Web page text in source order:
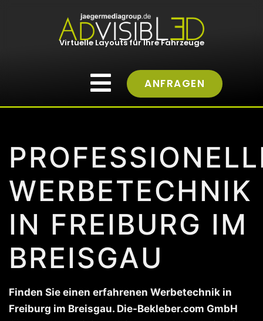
Virtuelle Layouts für Ihre Fahrzeuge
ANFRAGEN
WERBETECHNIK
IN FREIBURG IM
BREISGAU
Finden Sie einen erfahrenen Werbetechnik in
Freiburg im Breisgau. Die-Bekleber.com GmbH